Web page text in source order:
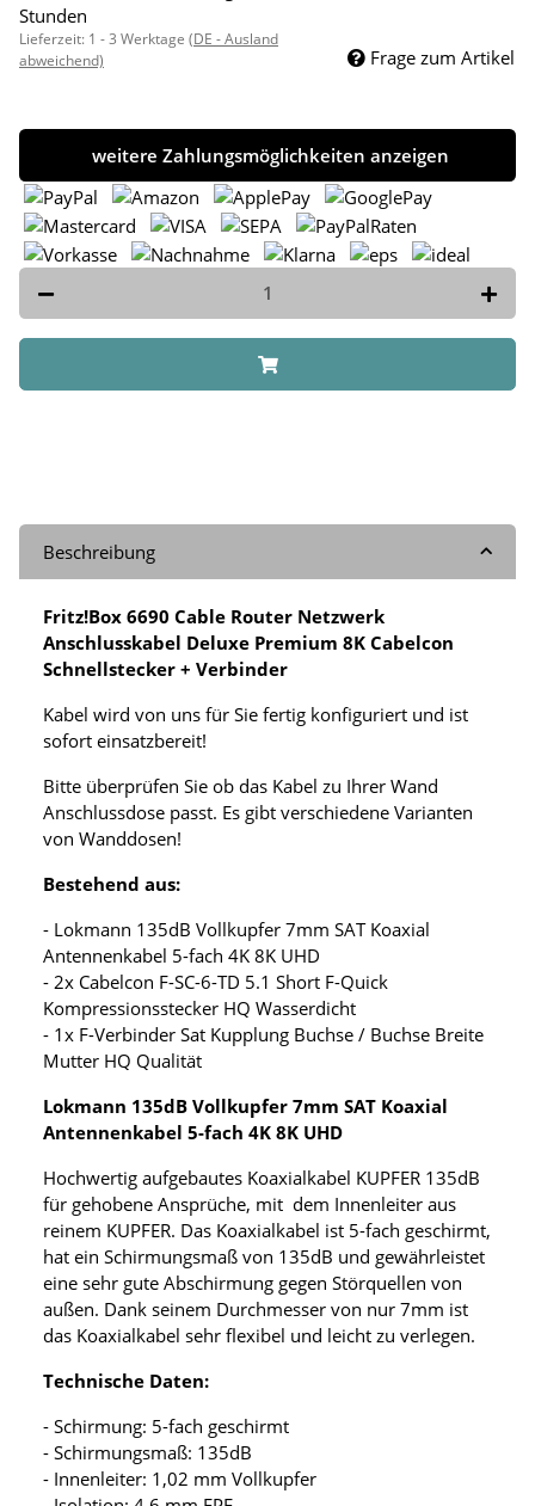
Stunden
Lieferzeit: 1 - 3 Werktage (DE - Ausland
abweichend)
Frage zum Artikel
weitere Zahlungsmöglichkeiten anzeigen
Beschreibung
Fritz!Box 6690 Cable Router Netzwerk
Anschlusskabel Deluxe Premium 8K Cabelcon
Schnellstecker + Verbinder
Kabel wird von uns für Sie fertig konfiguriert und ist
sofort einsatzbereit!
Bitte überprüfen Sie ob das Kabel zu Ihrer Wand
Anschlussdose passt. Es gibt verschiedene Varianten
von Wanddosen!
Bestehend aus:
- Lokmann 135dB Vollkupfer 7mm SAT Koaxial
Antennenkabel 5-fach 4K 8K UHD
- 2x Cabelcon F-SC-6-TD 5.1 Short F-Quick
Kompressionsstecker HQ Wasserdicht
- 1x F-Verbinder Sat Kupplung Buchse / Buchse Breite
Mutter HQ Qualität
Lokmann 135dB Vollkupfer 7mm SAT Koaxial
Antennenkabel 5-fach 4K 8K UHD
Hochwertig aufgebautes Koaxialkabel KUPFER 135dB
für gehobene Ansprüche, mit dem Innenleiter aus
reinem KUPFER. Das Koaxialkabel ist 5-fach geschirmt,
hat ein Schirmungsmaß von 135dB und gewährleistet
eine sehr gute Abschirmung gegen Störquellen von
außen. Dank seinem Durchmesser von nur 7mm ist
das Koaxialkabel sehr flexibel und leicht zu verlegen.
Technische Daten:
- Schirmung: 5-fach geschirmt
- Schirmungsmaß: 135dB
- Innenleiter: 1,02 mm Vollkupfer